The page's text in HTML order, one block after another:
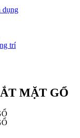
dụng
trí
MẶT GỔ